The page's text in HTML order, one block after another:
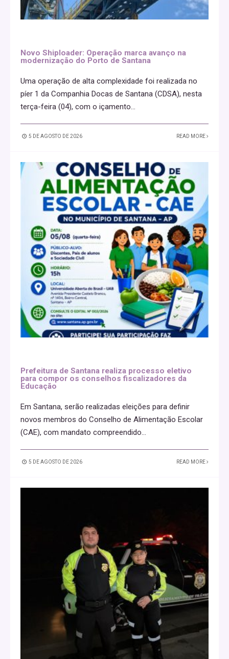
Novo Shiploader: Operação marca avanço na
modernização do Porto de Santana
Uma operação de alta complexidade foi realizada no
píer 1 da Companhia Docas de Santana (CDSA), nesta
terça-feira (04), com o içamento...
5 DE AGOSTO DE 2026 READ MORE
Prefeitura de Santana realiza processo eletivo
para compor os conselhos fiscalizadores da
Educação
Em Santana, serão realizadas eleições para definir
novos membros do Conselho de Alimentação Escolar
(CAE), com mandato compreendido...
5 DE AGOSTO DE 2026 READ MORE